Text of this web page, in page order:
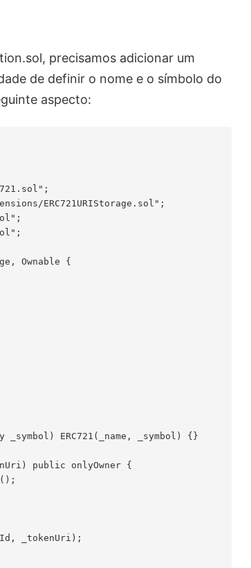
precisamos adicionar um
de definir o nome e o símbolo do
aspecto:
ERC721URIStorage.sol";
Ownable {
_symbol) ERC721(_name, _symbol) {}
public onlyOwner {
_tokenUri);